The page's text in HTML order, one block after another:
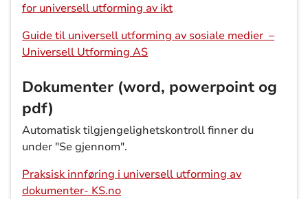
for universell utforming av ikt
Guide til universell utforming av sosiale medier –
Universell Utforming AS
Dokumenter (word, powerpoint og
pdf)
Automatisk tilgjengelighetskontroll finner du
under "Se gjennom".
Praksisk innføring i universell utforming av
dokumenter- KS.no